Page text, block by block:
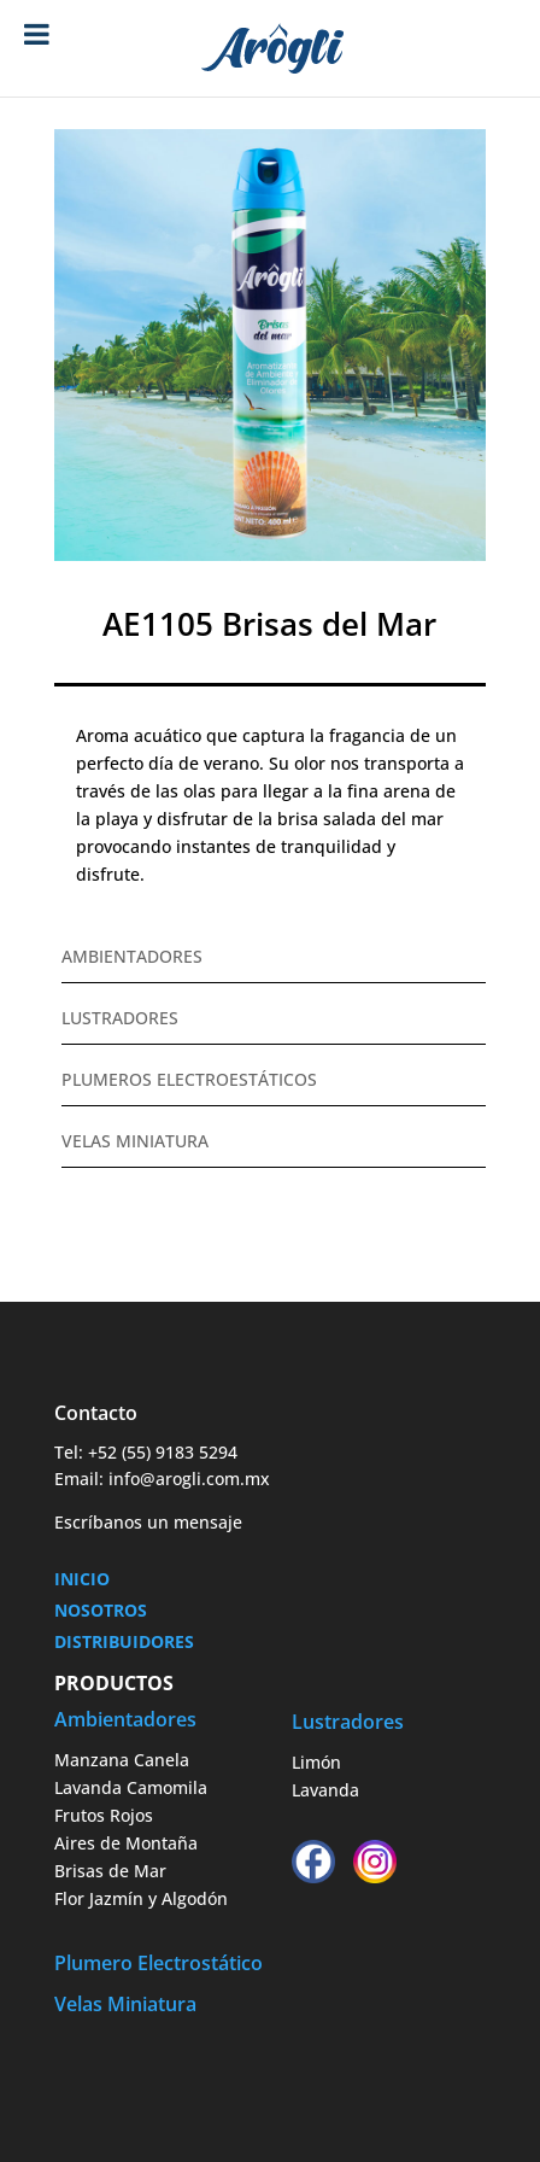
AE1105 Brisas del Mar
Aroma acuático que captura la fragancia de un
perfecto día de verano. Su olor nos transporta a
través de las olas para llegar a la fina arena de
la playa y disfrutar de la brisa salada del mar
provocando instantes de tranquilidad y
disfrute.
AMBIENTADORES
LUSTRADORES
PLUMEROS ELECTROESTÁTICOS
VELAS MINIATURA
Contacto
Tel: +52 (55) 9183 5294
Email: info@arogli.com.mx
Escríbanos un mensaje
INICIO
NOSOTROS
DISTRIBUIDORES
PRODUCTOS
Ambientadores
Manzana Canela
Lavanda Camomila
Frutos Rojos
Aires de Montaña
Brisas de Mar
Flor Jazmín y Algodón
Plumero Electrostático
Velas Miniatura
Lustradores
Limón
Lavanda